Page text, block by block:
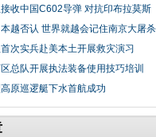
收中国C602导弹 对抗印布拉莫斯
越否认 世界就越会记住南京大屠杀
次实兵赴美本土开展救灾演习
总队开展执法装备使用技巧培训
原巡逻艇下水首航成功